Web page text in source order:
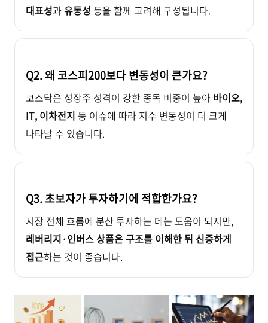
대표성과유동성 등을 함께 고려해 구성됩니다.
Q2. 왜 코스피200보다 변동성이 큰가요?
코스닥은 성장주 성격이 강한 종목 비중이 높아 바이오,
IT, 이차전지 등 이슈에 따라 지수 변동성이 더 크게
나타날 수 있습니다.
Q3. 초보자가 투자하기에 적합한가요?
시장 전체 흐름에 분산 투자하는 데는 도움이 되지만,
레버리지·인버스 상품은 구조를 이해한 뒤 신중하게
접근하는 것이 좋습니다.